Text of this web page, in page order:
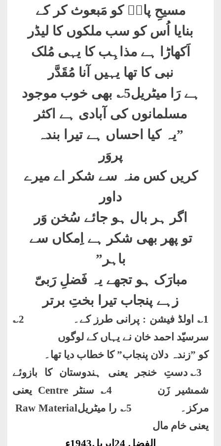
مسیحِ پاکؑ کو مَبعوث کر کے
بنایا اُس کو سب ملکوں کا لیڈر
اَکھاڑا ہے مذاہِب کا یہی مُلک
نبی کا تھا یہیں آنا مُقَدَّر
ہے رَا میٹریل5؎ بھی خوب موجود
مسلمانوں کی آبادی ہے اکثر
”یہ کیا احساں ہے تیرا بندہ
پروَر
کریں کس منہ سے شکر اے میرے
داور
اگر ہر بال ہو جائے سُخن وَر
تو پھر بھی شکر ہے اِمکاں سے
باہر ”
مبارَک ہو تجھے یہ فَضلِ رَبیّ
زہے پنجاب تیرا بختِ برتر
1؎ اولڈ فیشن : پرانی طرز کے۔ 2؎
سرسیّد احمد خان نے یہاں کے لوگوں
کو ”زندہ دلان پنجاب” کا خطاب دیا تھا۔
3؎ دستِ خنجر یعنی ہندوستان کا بازوئے
شمشیر زَن 4؎ سنٹر
Centre یعنی
مرکز۔ 5؎ را میٹریل
Raw Material
یعنی خام مال